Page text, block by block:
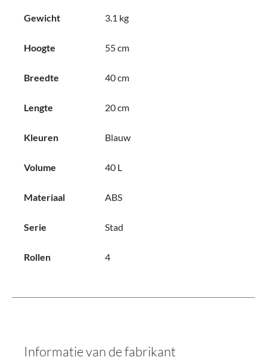
Gewicht 3.1 kg
Hoogte 55 cm
Breedte 40 cm
Lengte 20 cm
Kleuren Blauw
Volume 40 L
Materiaal ABS
Serie Stad
Rollen 4
Informatie van de fabrikant